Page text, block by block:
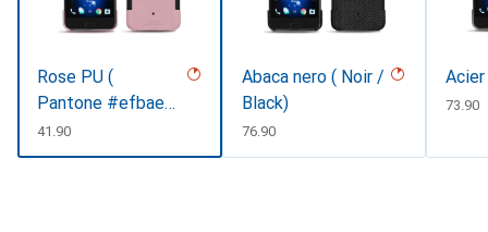
Rose PU (
Pantone #efbae1
)CHF
41.90
Abaca nero ( Noir /
Black)
CHF
76.90
CHF
73.90